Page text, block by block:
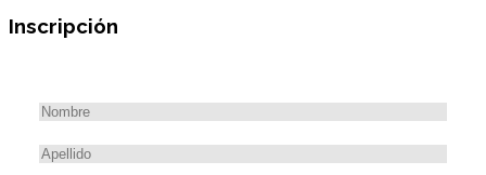
Inscripción